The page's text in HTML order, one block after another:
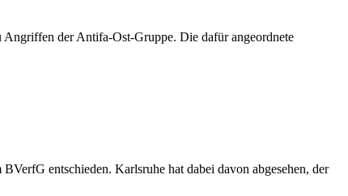
Angriffen der Antifa-Ost-Gruppe. Die dafür angeordnete
entschieden. Karlsruhe hat dabei davon abgesehen, der